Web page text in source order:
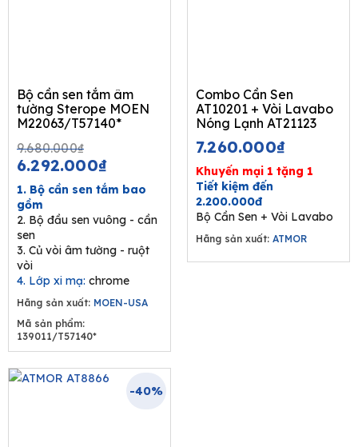
Bộ cần sen tắm âm
tường Sterope MOEN
M22063/T57140*
9.680.000₫Original
price
was:
9.680.000₫.
6.292.000₫price
is:
6.292.000₫.
1. Bộ cần sen tắm bao
gồm
2. Bộ đầu sen vuông - cần
sen
3. Củ vòi âm tường - ruột
vòi
4. Lớp xi mạ: chrome
Hãng sản xuất: MOEN-USA
Mã sản phẩm:
139011/T57140*
Combo Cần Sen
AT10201 + Vòi Lavabo
Nóng Lạnh AT21123
7.260.000₫
Khuyến mại 1 tặng 1
Tiết kiệm đến
2.200.000đ
Bộ Cần Sen + Vòi Lavabo
Hãng sản xuất: ATMOR
-40%